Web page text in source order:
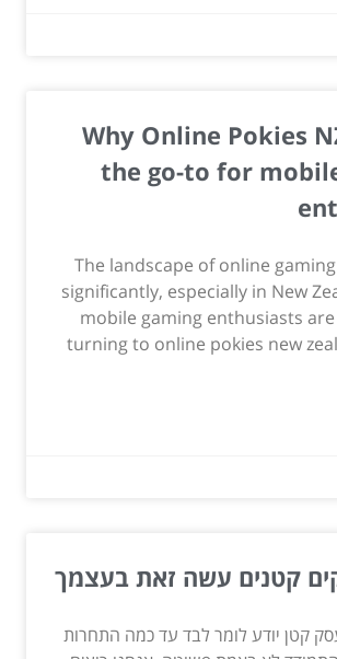
Why Online Pokies
the go-to for
The landscape of online
significantly, especially in New
mobile gaming enthusiasts
turning to online pokies new
קטנים עשה זאת בעצמך
קטן יודע לומר לבד עד כמה התחרות